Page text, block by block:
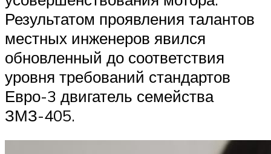
Результатом проявления талантов
местных инженеров явился
обновленный до соответствия
уровня требований стандартов
Евро-3 двигатель семейства
ЗМЗ-405.